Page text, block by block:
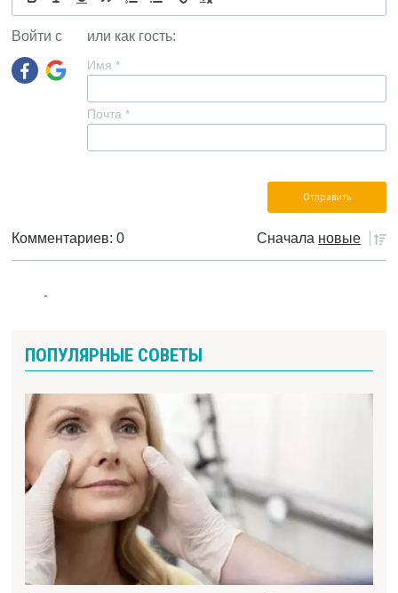
Войти с или как гость:
Имя *
Почта *
Комментариев: 0 Сначала новые
ПОПУЛЯРНЫЕ СОВЕТЫ